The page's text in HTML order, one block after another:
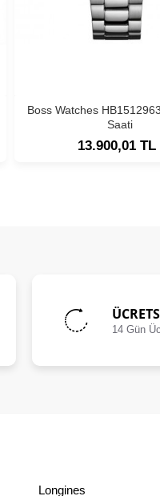
Boss Watches
Saati
13.900,01 TL
14 Gün
Longines